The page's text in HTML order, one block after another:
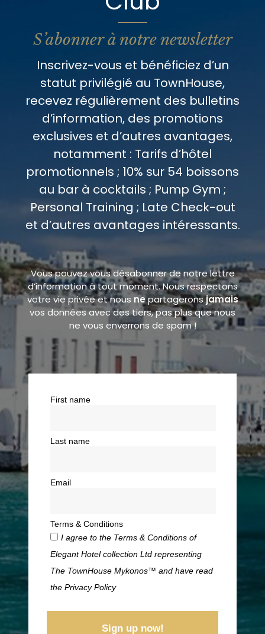
S’abonner à notre newsletter
Inscrivez-vous et bénéficiez d’un
statut privilégié au TownHouse,
recevez régulièrement des bulletins
d’information, des promotions
exclusives et d’autres avantages,
notamment : Tarifs d’hôtel
promotionnels ; 10% sur 54 boissons
au bar à cocktails ; Pump Gym ;
Personal Training ; Late Check-out
et d’autres avantages intéressants.
Vous pouvez vous désabonner de notre lettre
d’information à tout moment. Nous respectons
votre vie privée et nous ne partageronsjamais
vos données avec des tiers, pas plus que nous
ne vous enverrons de spam !